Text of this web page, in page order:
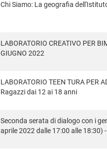
Chi Siamo: La geografia
LABORATORIO CREATIVO PER
GIUGNO 2022
LABORATORIO TEEN TURA PER
Ragazzi dai 12 ai 18 anni
Seconda serata di dialogo con i
aprile 2022 dalle 17:00 alle 18:30)